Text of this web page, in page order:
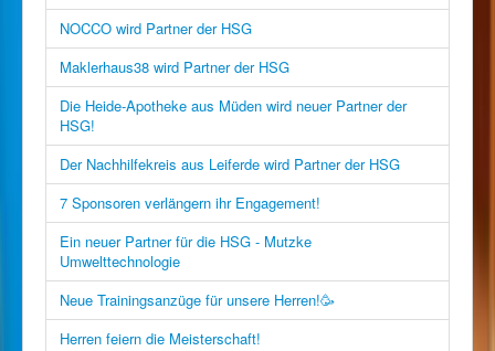
NOCCO wird Partner der HSG
Maklerhaus38 wird Partner der HSG
Die Heide-Apotheke aus Müden wird neuer Partner der
HSG!
Der Nachhilfekreis aus Leiferde wird Partner der HSG
7 Sponsoren verlängern ihr Engagement!
Ein neuer Partner für die HSG - Mutzke
Umwelttechnologie
Neue Trainingsanzüge für unsere Herren!🥳
Herren feiern die Meisterschaft!